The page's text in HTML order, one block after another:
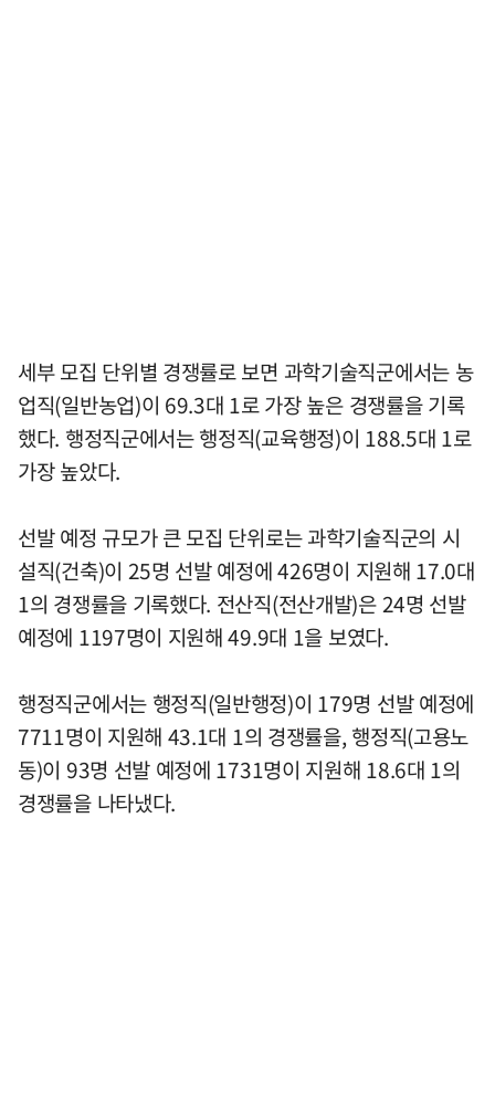
세부 모집 단위별 경쟁률로 보면 과학기술직군에서는 농
업직(일반농업)이 69.3대 1로 가장 높은 경쟁률을 기록
했다. 행정직군에서는 행정직(교육행정)이 188.5대 1로
가장 높았다.
선발 예정 규모가 큰 모집 단위로는 과학기술직군의 시
설직(건축)이 25명 선발 예정에 426명이 지원해 17.0대
1의 경쟁률을 기록했다. 전산직(전산개발)은 24명 선발
예정에 1197명이 지원해 49.9대 1을 보였다.
행정직군에서는 행정직(일반행정)이 179명 선발 예정에
7711명이 지원해 43.1대 1의 경쟁률을, 행정직(고용노
동)이 93명 선발 예정에 1731명이 지원해 18.6대 1의
경쟁률을 나타냈다.